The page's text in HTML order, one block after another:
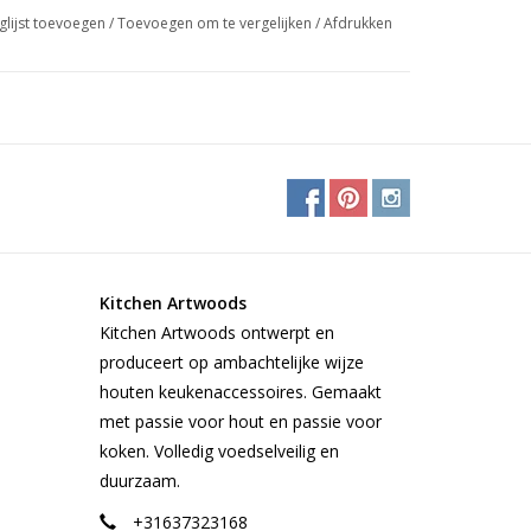
maple of christusdoorn. De taaiheid van deze
hebben een handzaam formaat. Wilt u liever een
kopshouten snijplank op elk gewenst
prijs van een reguliere kopshouten snijplank!
toevoegen /Toevoegen om te vergelijken /Afdrukken
Kitchen Artwoods
Kitchen Artwoods ontwerpt en
produceert op ambachtelijke wijze
houten keukenaccessoires. Gemaakt
met passie voor hout en passie voor
koken. Volledig voedselveilig en
duurzaam.
+31637323168